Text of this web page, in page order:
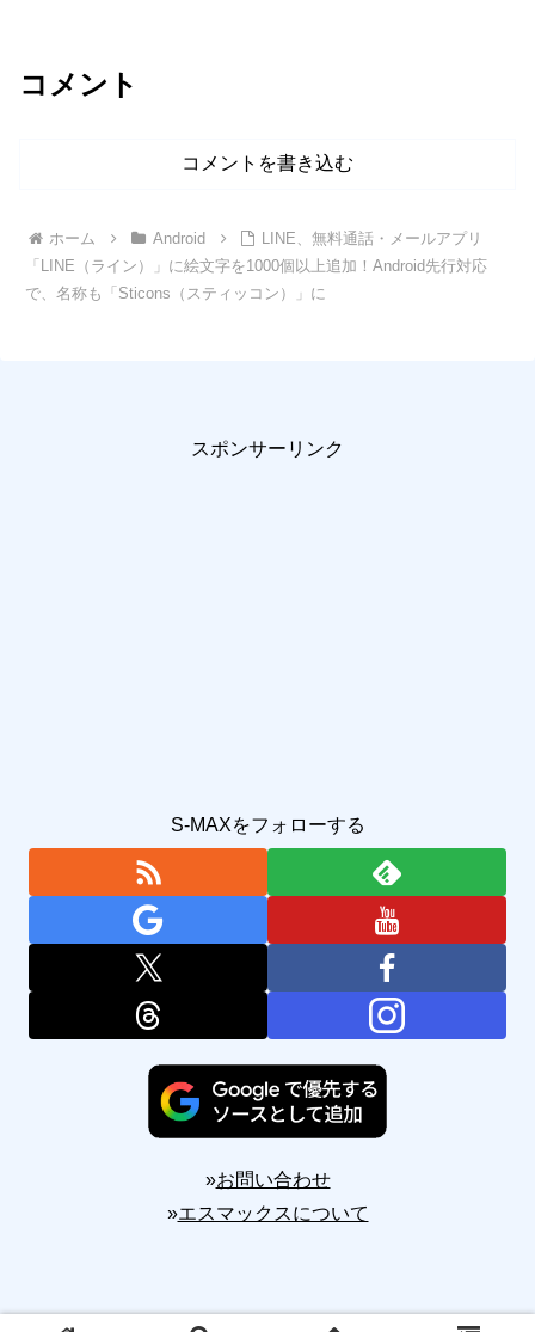
コメント
コメントを書き込む
ホーム Android
LINE、無料通話・メールアプリ
「LINE（ライン）」に絵文字を1000個以上追加！Android先行対応
で、名称も「Sticons（スティッコン）」に
スポンサーリンク
S-MAXをフォローする
»お問い合わせ
»エスマックスについて